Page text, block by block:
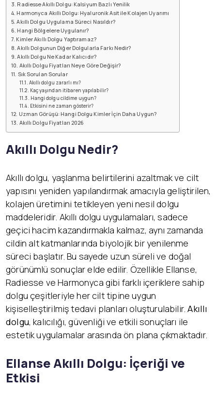
Radiesse Akıllı Dolgu: Kalsiyum Bazlı Yenilik
Harmonyca Akıllı Dolgu: Hyaluronik Asit ile Kolajen Uyarımı
Akıllı Dolgu Uygulama Süreci Nasıldır?
Hangi Bölgelere Uygulanır?
Kimler Akıllı Dolgu Yaptıramaz?
Akıllı Dolgunun Diğer Dolgularla Farkı Nedir?
Akıllı Dolgu Ne Kadar Kalıcıdır?
Akıllı Dolgu Fiyatları Neye Göre Değişir?
Sık Sorulan Sorular
Akıllı dolgu zararlı mı?
Kaç yaşından itibaren yapılabilir?
Hangi dolgu cildime uygun?
Etkisini ne zaman gösterir?
Uzman Görüşü: Hangi Dolgu Kimler İçin Daha Uygun?
Akıllı Dolgu Fiyatları 2026
Akıllı Dolgu Nedir?
Akıllı dolgu, yaşlanma belirtilerini azaltmak ve cilt
yapısını yeniden yapılandırmak amacıyla geliştirilen,
kolajen üretimini tetikleyen yeni nesil dolgu
maddeleridir. Akıllı dolgu uygulamaları, sadece
geçici hacim kazandırmakla kalmaz, aynı zamanda
cildin alt katmanlarında biyolojik bir yenilenme
süreci başlatır. Bu sayede uzun süreli ve doğal
görünümlü sonuçlar elde edilir. Özellikle Ellanse,
Radiesse ve Harmonyca gibi farklı içeriklere sahip
dolgu çeşitleriyle her cilt tipine uygun
kişiselleştirilmiş tedavi planları oluşturulabilir.Akıllı
dolgu, kalıcılığı, güvenliği ve etkili sonuçları ile
estetik uygulamalar arasında ön plana çıkmaktadır.
Ellanse Akıllı Dolgu: İçeriği ve
Etkisi